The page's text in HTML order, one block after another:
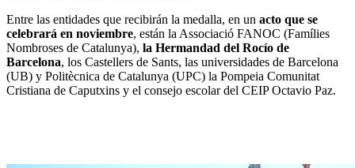
Entre las entidades que recibirán la medalla, en un acto que se
celebrará en noviembre, están la Associació FANOC (Famílies
Nombroses de Catalunya), la Hermandad del Rocío de
Barcelona, los Castellers de Sants, las universidades de Barcelona
(UB) y Politècnica de Catalunya (UPC) la Pompeia Comunitat
Cristiana de Caputxins y el consejo escolar del CEIP Octavio Paz.